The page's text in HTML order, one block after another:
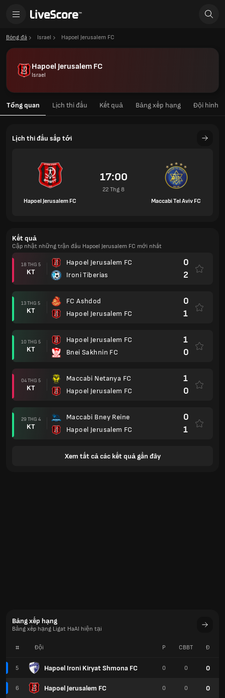
Bóng đá Israel Hapoel Jerusalem FC
Hapoel Jerusalem FC
Israel
Tổng quan Lịch thi đấu Kết quả Bảng xếp hạng Đội hình
Lịch thi đấu sắp tới
Hapoel Jerusalem FC
17:00
22 Thg 8
Maccabi Tel Aviv FC
Kết quả
Cập nhật những trận đấu Hapoel Jerusalem FC mới nhất
18 THG 5
KT
Hapoel Jerusalem FC
Ironi Tiberias
0
2
13 THG 5
KT
FC Ashdod
Hapoel Jerusalem FC
0
1
10 THG 5
KT
Hapoel Jerusalem FC
Bnei Sakhnin FC
1
0
04 THG 5
KT
Maccabi Netanya FC
Hapoel Jerusalem FC
1
0
29 THG 4
KT
Maccabi Bney Reine
Hapoel Jerusalem FC
0
1
Xem tất cả các kết quả gần đây
Bảng xếp hạng
Bảng xếp hạng Ligat HaAl hiện tại
# Đội
5 Hapoel Ironi Kiryat Shmona FC
6 Hapoel Jerusalem FC
P CBBT Đ
0 0 0
0 0 0